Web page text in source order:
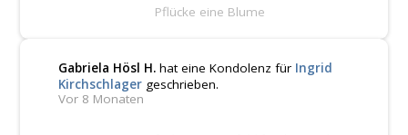
Pflücke eine Blume
Gabriela Hösl H.hat eine Kondolenz für Ingrid
Kirchschlagergeschrieben.
Vor 8 Monaten